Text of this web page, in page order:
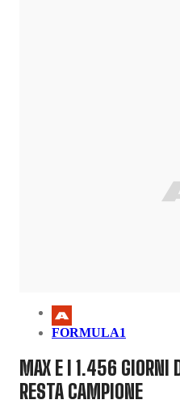
FORMULA1
MAX E I 1.456 GIORNI
RESTA CAMPIONE